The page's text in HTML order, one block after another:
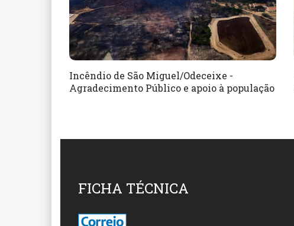
Incêndio de São Miguel/Odeceixe -
Agradecimento Público e apoio à população
FICHA TÉCNICA